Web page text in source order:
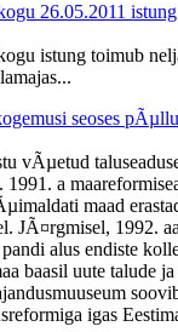
26.05.2011 istung
istung toimub
seoses
vÃµetud
1991. a
maad
JÃ¤rgmisel, 1992.
pandi alus endiste
baasil uute talude
igas